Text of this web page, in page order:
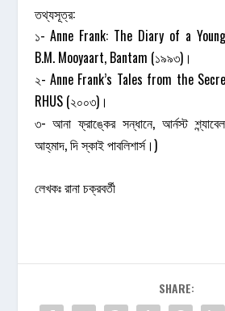
তথ্যসূত্র:
১- Anne Frank: The Diary of a
B.M. Mooyaart, Bantam (১৯৯৩)।
২- Anne Frank’s Tales from the
RHUS (২০০৩)।
৩- আনা ফ্রাঙ্কের সন্ধানে, আর্নস্ট
আহ্‌মাদ, দি স্কাই পাবলিশার্স।)
লেখকঃ রানা চক্রবর্তী
SHARE: